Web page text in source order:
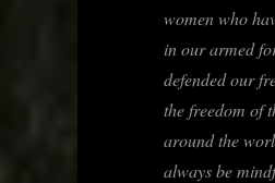
women who
in our armed
defended our
the freedom of
around the
always be